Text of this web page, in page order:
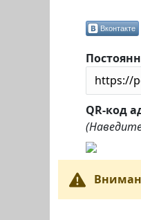
Вконтакте
QR-код